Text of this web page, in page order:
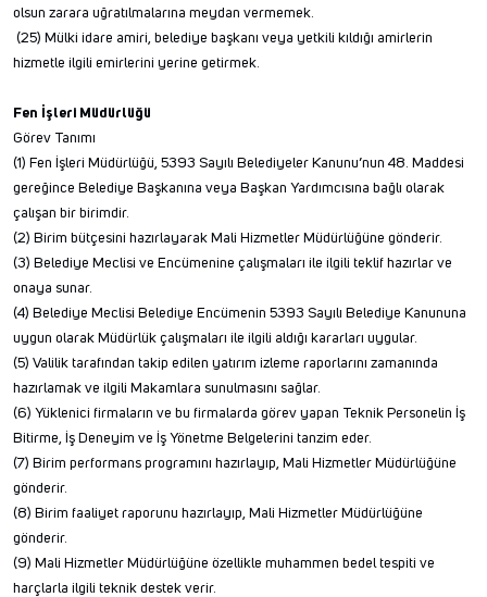
olsun zarara uğratılmalarına meydan vermemek.
(25) Mülki idare amiri, belediye başkanı veya yetkili kıldığı amirlerin
hizmetle ilgili emirlerini yerine getirmek.
Fen İşleri Müdürlüğü
Görev Tanımı
(1) Fen İşleri Müdürlüğü, 5393 Sayılı Belediyeler Kanunu’nun 48. Maddesi
gereğince Belediye Başkanına veya Başkan Yardımcısına bağlı olarak
çalışan bir birimdir.
(2) Birim bütçesini hazırlayarak Mali Hizmetler Müdürlüğüne gönderir.
(3) Belediye Meclisi ve Encümenine çalışmaları ile ilgili teklif hazırlar ve
onaya sunar.
(4) Belediye Meclisi Belediye Encümenin 5393 Sayılı Belediye Kanununa
uygun olarak Müdürlük çalışmaları ile ilgili aldığı kararları uygular.
(5) Valilik tarafından takip edilen yatırım izleme raporlarını zamanında
hazırlamak ve ilgili Makamlara sunulmasını sağlar.
(6) Yüklenici firmaların ve bu firmalarda görev yapan Teknik Personelin İş
Bitirme, İş Deneyim ve İş Yönetme Belgelerini tanzim eder.
(7) Birim performans programını hazırlayıp, Mali Hizmetler Müdürlüğüne
gönderir.
(8) Birim faaliyet raporunu hazırlayıp, Mali Hizmetler Müdürlüğüne
gönderir.
(9) Mali Hizmetler Müdürlüğüne özellikle muhammen bedel tespiti ve
harçlarla ilgili teknik destek verir.